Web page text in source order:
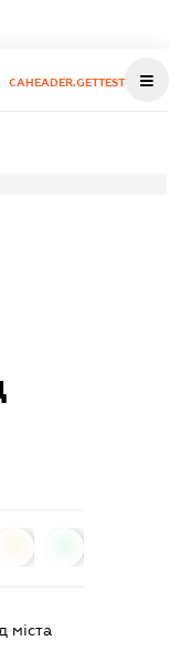
CAHEADER.GETTEST
міста